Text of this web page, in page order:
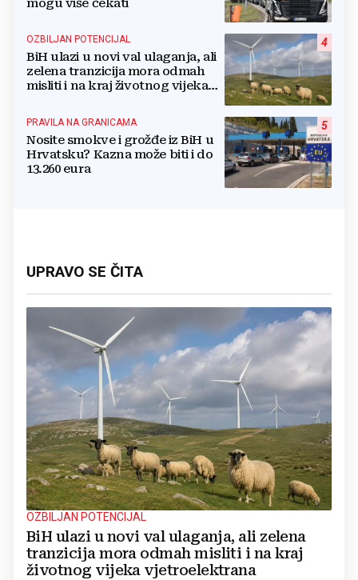
mogu više čekati
4
OZBILJAN POTENCIJAL
BiH ulazi u novi val ulaganja, ali
zelena tranzicija mora odmah
misliti i na kraj životnog vijeka
5
PRAVILA NA GRANICAMA
Nosite smokve i grožđe iz BiH u
Hrvatsku? Kazna može biti i do
13.260 eura
UPRAVO SE ČITA
OZBILJAN POTENCIJAL
BiH ulazi u novi val ulaganja, ali zelena
tranzicija mora odmah misliti i na kraj
životnog vijeka vjetroelektrana